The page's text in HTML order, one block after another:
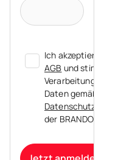
Ich akzeptiere die
AGB und stimme der
Verarbeitung meiner
Daten gemäß der
der BRANDORA zu.